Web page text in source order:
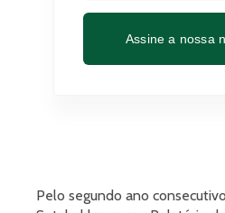
Pelo segundo ano
Assine a nossa